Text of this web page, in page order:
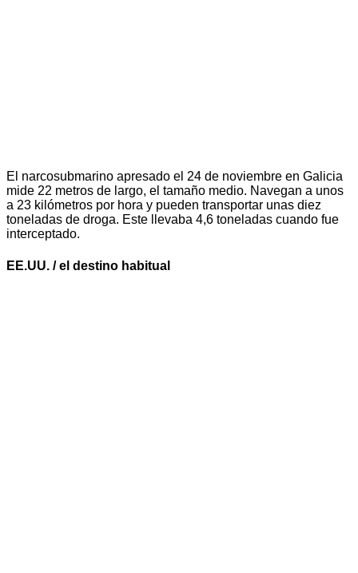
El narcosubmarino apresado el 24 de noviembre en Galicia
mide 22 metros de largo, el tamaño medio. Navegan a unos
a 23 kilómetros por hora y pueden transportar unas diez
toneladas de droga. Este llevaba 4,6 toneladas cuando fue
interceptado.
EE.UU. / el destino habitual